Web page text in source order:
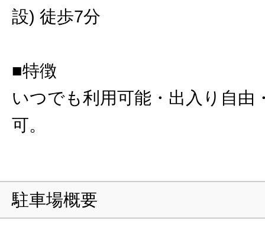
設) 徒歩7分
■特徴
いつでも利用可能・出入り自由
可。
駐車場概要